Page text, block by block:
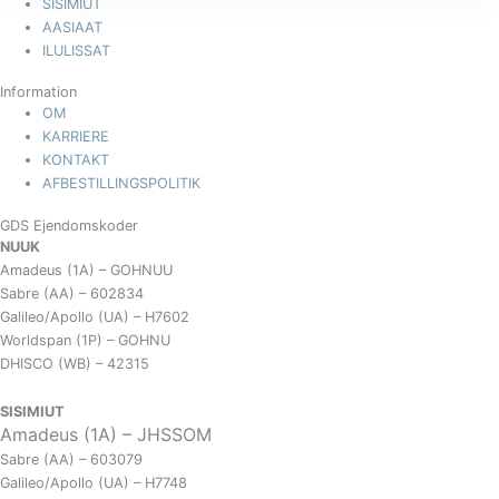
SISIMIUT
AASIAAT
ILULISSAT
Information
OM
KARRIERE
KONTAKT
AFBESTILLINGSPOLITIK
GDS Ejendomskoder
NUUK
Amadeus (1A) – GOHNUU
Sabre (AA) – 602834
Galileo/Apollo (UA) – H7602
Worldspan (1P) – GOHNU
DHISCO (WB) – 42315
SISIMIUT
Amadeus (1A) – JHSSOM
Sabre (AA) – 603079
Galileo/Apollo (UA) – H7748